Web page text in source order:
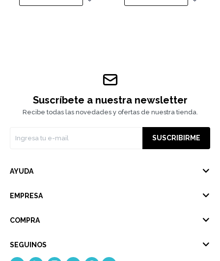
Suscríbete a nuestra newsletter
Recibe todas las novedades y ofertas de nuestra tienda.
SUSCRIBIRME
AYUDA
EMPRESA
COMPRA
SEGUINOS